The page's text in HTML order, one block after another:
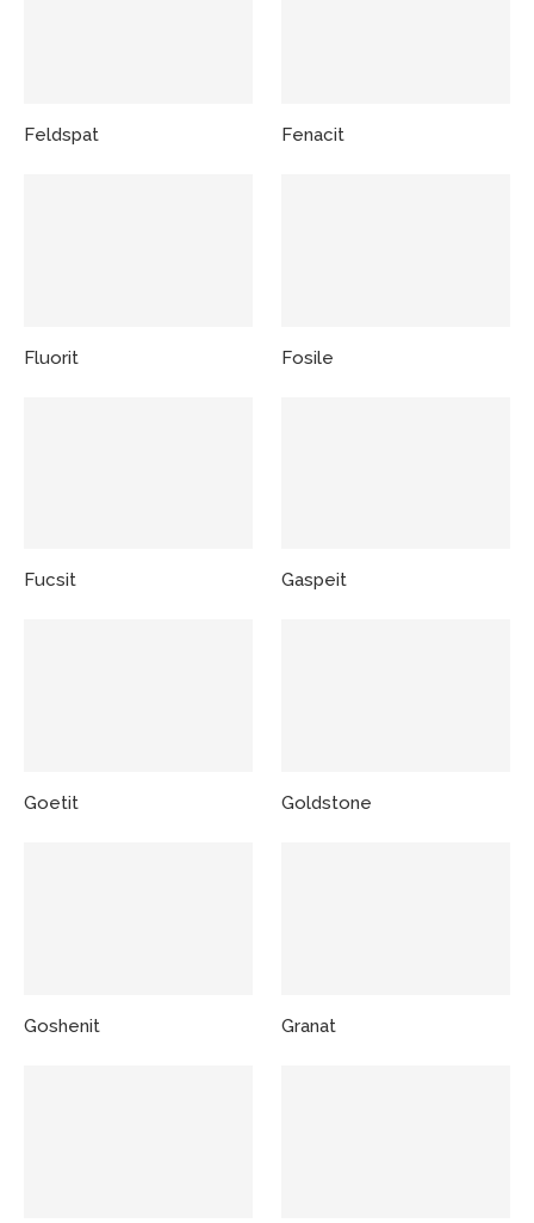
Feldspat Fenacit
Fluorit Fosile
Fucsit Gaspeit
Goetit Goldstone
Goshenit Granat